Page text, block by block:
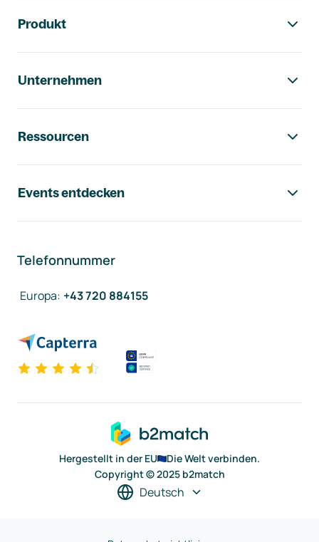
Produkt
Unternehmen
Ressourcen
Events entdecken
Telefonnummer
Europa: +43 720 884155
Hergestellt in der EU
Die Welt verbinden.
Copyright © 2025 b2match
Deutsch